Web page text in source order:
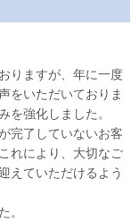
りますが、年に一度
をいただいておりま
を強化しました。
完了していないお客
れにより、大切なご
えていただけるよう
。